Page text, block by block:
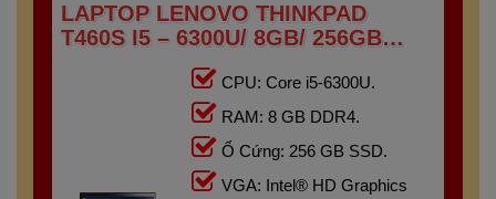
LAPTOP LENOVO THINKPAD
T460S I5 – 6300U/ 8GB/ 256GB
CPU: Core i5-6300U.
RAM: 8 GB DDR4.
Ổ Cứng: 256 GB SSD.
VGA: Intel® HD Graphics